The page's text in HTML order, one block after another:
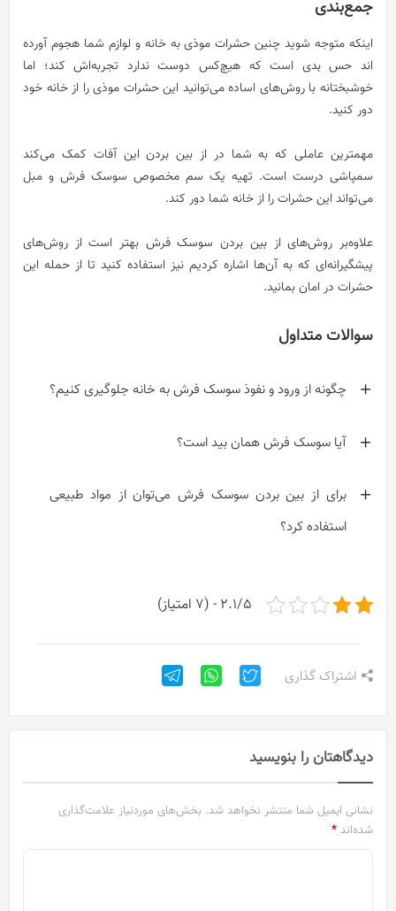
جمع‌بندی
اینکه متوجه شوید چنین حشرات موذی به خانه و لوازم شما هجوم آورده
اند حس بدی است که هیچ‌کس دوست ندارد تجربه‌اش کند؛ اما
خوشبختانه با روش‌های اساده می‌توانید این حشرات موذی را از خانه خود
دور کنید.
مهمترین عاملی که به شما در از بین بردن این آفات کمک می‌کند
سمپاشی درست است. تهیه یک سم مخصوص سوسک فرش و مبل
می‌تواند این حشرات را از خانه شما دور کند.
علاوه‌بر روش‌های از بین بردن سوسک فرش بهتر است از روش‌های
پیشگیرانه‌ای که به آن‌ها اشاره کردیم نیز استفاده کنید تا از حمله این
حشرات در امان بمانید.
سوالات متداول
چگونه از ورود و نفوذ سوسک فرش به خانه جلوگیری کنیم؟
آیا سوسک فرش همان بید است؟
برای از بین بردن سوسک فرش می‌توان از مواد طبیعی
استفاده کرد؟
2.1/5 - (7 امتیاز)
اشتراک گذاری
دیدگاهتان را بنویسید
نشانی ایمیل شما منتشر نخواهد شد. بخش‌های موردنیاز علامت‌گذاری
شده‌اند *